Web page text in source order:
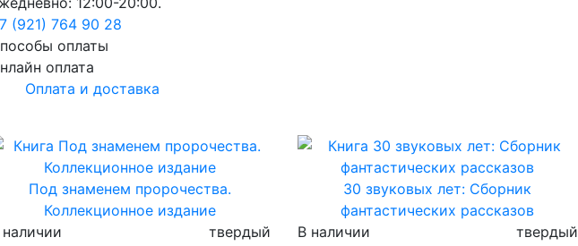
(921) 764 90 28
оплаты
оплата
Оплата и доставка
Под знаменем пророчества.
Коллекционное издание
твердый
30 звуковых лет: Сборник
фантастических рассказов
В наличии
твердый